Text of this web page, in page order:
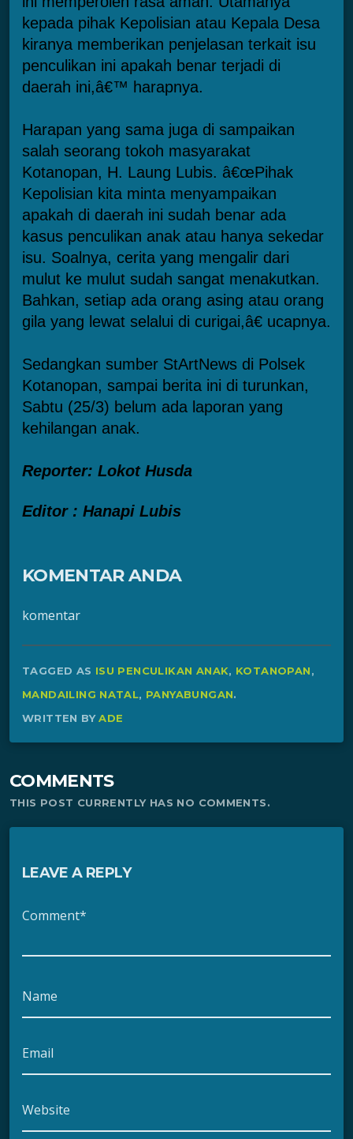
kepada pihak Kepolisian atau Kepala Desa
kiranya memberikan penjelasan terkait isu
penculikan ini apakah benar terjadi di
daerah ini,â€™ harapnya.
Harapan yang sama juga di sampaikan
salah seorang tokoh masyarakat
Kotanopan, H. Laung Lubis. â€œPihak
Kepolisian kita minta menyampaikan
apakah di daerah ini sudah benar ada
kasus penculikan anak atau hanya sekedar
isu. Soalnya, cerita yang mengalir dari
mulut ke mulut sudah sangat menakutkan.
Bahkan, setiap ada orang asing atau orang
gila yang lewat selalui di curigai,â€ ucapnya.
Sedangkan sumber StArtNews di Polsek
Kotanopan, sampai berita ini di turunkan,
Sabtu (25/3) belum ada laporan yang
kehilangan anak.
Reporter: Lokot Husda
Editor : Hanapi Lubis
KOMENTAR ANDA
komentar
TAGGED AS ISU PENCULIKAN ANAK, KOTANOPAN,
MANDAILING NATAL, PANYABUNGAN.
WRITTEN BYADE
COMMENTS
THIS POST CURRENTLY HAS NO COMMENTS.
LEAVE A REPLY
Comment*
Name
Email
Website